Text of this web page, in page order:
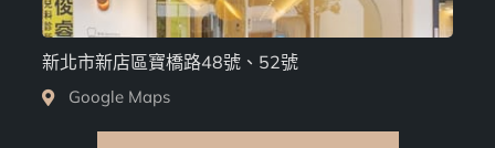
新北市新店區寶橋路48號、52號
Google Maps